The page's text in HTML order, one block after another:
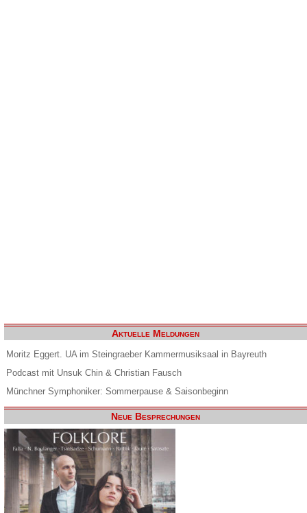
Aktuelle Meldungen
Moritz Eggert. UA im Steingraeber Kammermusiksaal in Bayreuth
Podcast mit Unsuk Chin & Christian Fausch
Münchner Symphoniker: Sommerpause & Saisonbeginn
Neue Besprechungen